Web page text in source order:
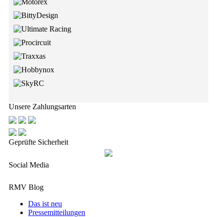
Unsere Zahlungsarten
Geprüfte Sicherheit
Social Media
RMV Blog
Das ist neu
Pressemitteilungen